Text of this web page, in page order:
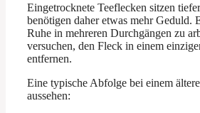
Eingetrocknete Teeflecken sitzen
benötigen daher etwas mehr Geduld.
Ruhe in mehreren Durchgängen zu
versuchen, den Fleck in einem
entfernen.
Eine typische Abfolge bei einem
aussehen: